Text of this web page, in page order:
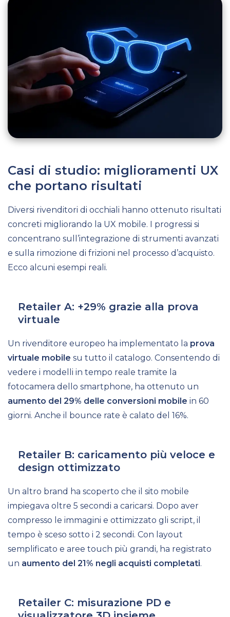
Casi di studio: miglioramenti UX
che portano risultati
Diversi rivenditori di occhiali hanno ottenuto risultati
concreti migliorando la UX mobile. I progressi si
concentrano sull’integrazione di strumenti avanzati
e sulla rimozione di frizioni nel processo d’acquisto.
Ecco alcuni esempi reali.
Retailer A: +29% grazie alla prova
virtuale
Un rivenditore europeo ha implementato la prova
virtuale mobile su tutto il catalogo. Consentendo di
vedere i modelli in tempo reale tramite la
fotocamera dello smartphone, ha ottenuto un
aumento del 29% delle conversioni mobile in 60
giorni. Anche il bounce rate è calato del 16%.
Retailer B: caricamento più veloce e
design ottimizzato
Un altro brand ha scoperto che il sito mobile
impiegava oltre 5 secondi a caricarsi. Dopo aver
compresso le immagini e ottimizzato gli script, il
tempo è sceso sotto i 2 secondi. Con layout
semplificato e aree touch più grandi, ha registrato
un aumento del 21% negli acquisti completati.
Retailer C: misurazione PD e